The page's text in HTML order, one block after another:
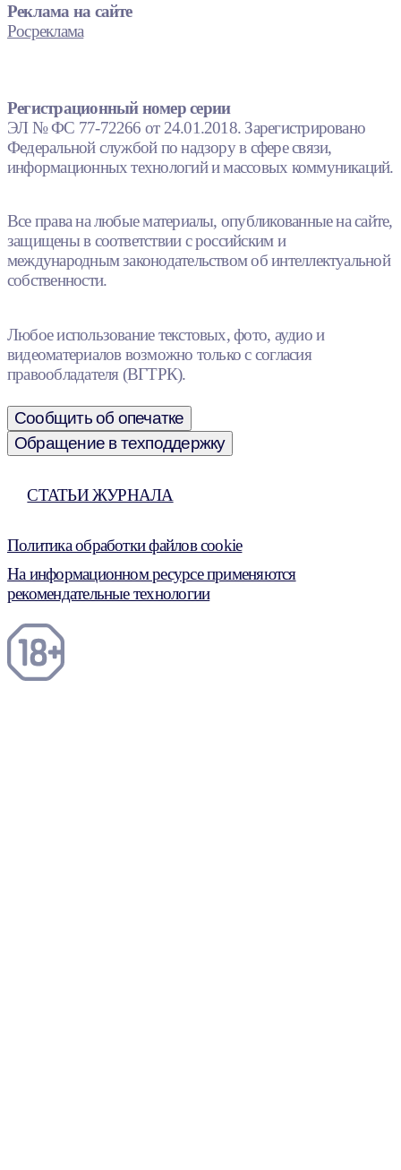
Реклама на сайте
Росреклама
Регистрационный номер серии
ЭЛ № ФС 77-72266 от 24.01.2018. Зарегистрировано
Федеральной службой по надзору в сфере связи,
информационных технологий и массовых коммуникаций.
Все права на любые материалы, опубликованные на сайте,
защищены в соответствии с российским и
международным законодательством об интеллектуальной
собственности.
Любое использование текстовых, фото, аудио и
видеоматериалов возможно только с согласия
правообладателя (ВГТРК).
Сообщить об опечатке
Обращение в техподдержку
СТАТЬИ ЖУРНАЛА
Политика обработки файлов cookie
На информационном ресурсе применяются
рекомендательные технологии